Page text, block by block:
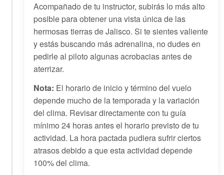
Acompañado de tu instructor, subirás lo más alto
posible para obtener una vista única de las
hermosas tierras de Jalisco. Si te sientes valiente
y estás buscando más adrenalina, no dudes en
pedirle al piloto algunas acrobacias antes de
aterrizar.
Nota: El horario de inicio y término del vuelo
depende mucho de la temporada y la variación
del clima. Revisar directamente con tu guía
mínimo 24 horas antes el horario previsto de tu
actividad. La hora pactada pudiera sufrir ciertos
atrasos debido a que esta actividad depende
100% del clima.